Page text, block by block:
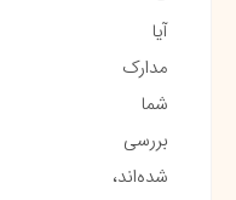
آیا
مدارک
شما
بررسی
شده‌اند،